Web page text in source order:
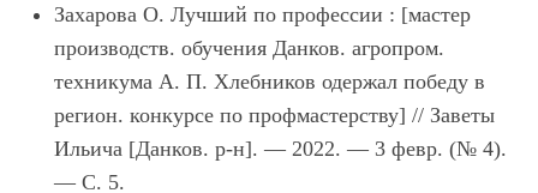
Захарова О. Лучший по профессии : [мастер
производств. обучения Данков. агропром.
техникума А. П. Хлебников одержал победу в
регион. конкурсе по профмастерству] // Заветы
Ильича [Данков. р-н]. — 2022. — 3 февр. (№ 4).
— С. 5.